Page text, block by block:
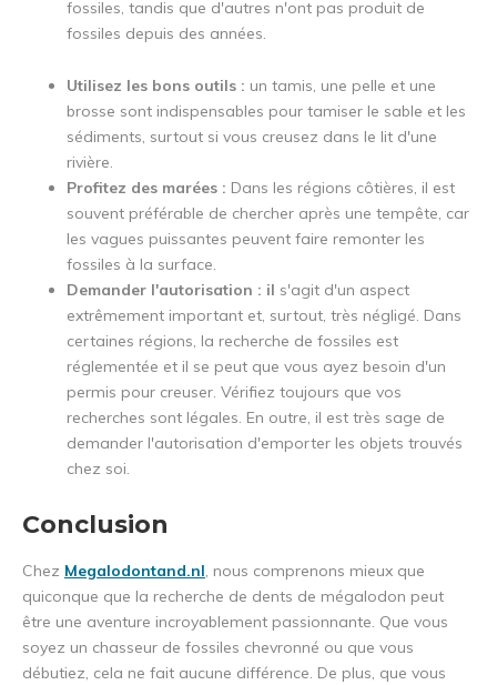
fossiles, tandis que d'autres n'ont pas produit de
fossiles depuis des années.
Utilisez les bons outils : un tamis, une pelle et une
brosse sont indispensables pour tamiser le sable et les
sédiments, surtout si vous creusez dans le lit d'une
rivière.
Profitez des marées : Dans les régions côtières, il est
souvent préférable de chercher après une tempête, car
les vagues puissantes peuvent faire remonter les
fossiles à la surface.
Demander l'autorisation : il s'agit d'un aspect
extrêmement important et, surtout, très négligé. Dans
certaines régions, la recherche de fossiles est
réglementée et il se peut que vous ayez besoin d'un
permis pour creuser. Vérifiez toujours que vos
recherches sont légales. En outre, il est très sage de
demander l'autorisation d'emporter les objets trouvés
chez soi.
Conclusion
Chez Megalodontand.nl, nous comprenons mieux que
quiconque que la recherche de dents de mégalodon peut
être une aventure incroyablement passionnante. Que vous
soyez un chasseur de fossiles chevronné ou que vous
débutiez, cela ne fait aucune différence. De plus, que vous